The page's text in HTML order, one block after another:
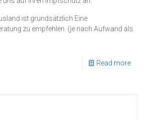
ist grundsätzlich Eine
zu empfehlen. (je nach Aufwand als
Read more